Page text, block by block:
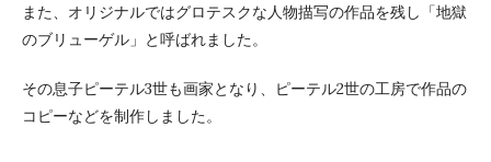
また、オリジナルではグロテスクな人物描写の作品を残し「地獄
のブリューゲル」と呼ばれました。
その息子ピーテル3世も画家となり、ピーテル2世の工房で作品の
コピーなどを制作しました。